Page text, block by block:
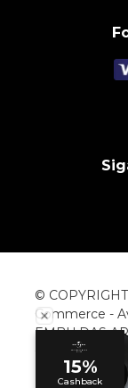
©
Commerce -
EMBU DAS
CNPJ: